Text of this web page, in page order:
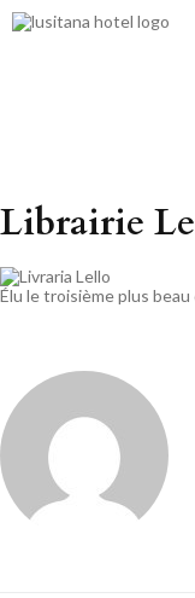
Librairie
Élu le troisième plus beau